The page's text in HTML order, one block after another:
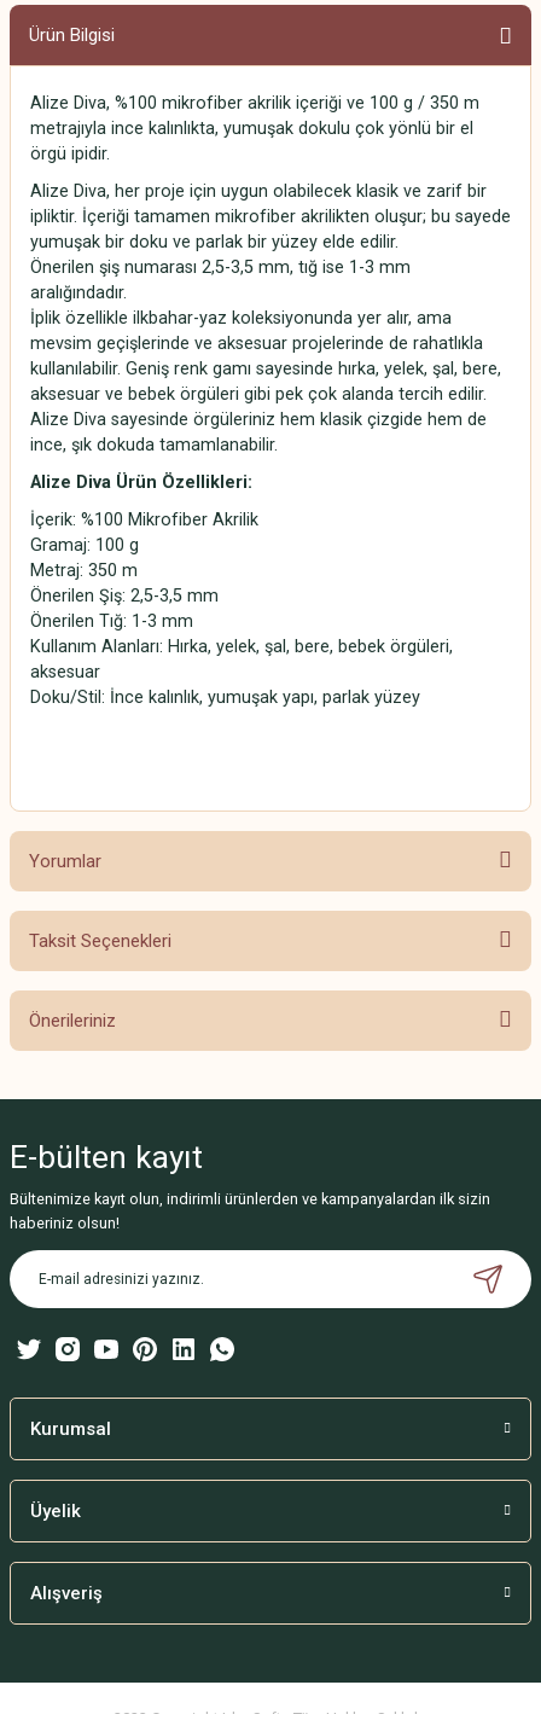
Ürün Bilgisi
Alize Diva, %100 mikrofiber akrilik içeriği ve 100 g / 350 m
metrajıyla ince kalınlıkta, yumuşak dokulu çok yönlü bir el
örgü ipidir.
Alize Diva, her proje için uygun olabilecek klasik ve zarif bir
ipliktir. İçeriği tamamen mikrofiber akrilikten oluşur; bu sayede
yumuşak bir doku ve parlak bir yüzey elde edilir.
Önerilen şiş numarası 2,5-3,5 mm, tığ ise 1-3 mm
aralığındadır.
İplik özellikle ilkbahar-yaz koleksiyonunda yer alır, ama
mevsim geçişlerinde ve aksesuar projelerinde de rahatlıkla
kullanılabilir. Geniş renk gamı sayesinde hırka, yelek, şal, bere,
aksesuar ve bebek örgüleri gibi pek çok alanda tercih edilir.
Alize Diva sayesinde örgüleriniz hem klasik çizgide hem de
ince, şık dokuda tamamlanabilir.
Alize Diva Ürün Özellikleri:
İçerik: %100 Mikrofiber Akrilik
Gramaj: 100 g
Metraj: 350 m
Önerilen Şiş: 2,5-3,5 mm
Önerilen Tığ: 1-3 mm
Kullanım Alanları: Hırka, yelek, şal, bere, bebek örgüleri,
aksesuar
Doku/Stil: İnce kalınlık, yumuşak yapı, parlak yüzey
Yorumlar
Taksit Seçenekleri
Önerileriniz
Görüş ve önerileriniz için teşekkür ederiz.
Ürün resmi kalitesiz, bozuk veya görüntülenemiyor.
Ürün açıklamasında eksik bilgiler bulunuyor.
Ürün bilgilerinde hatalar bulunuyor.
Bu ürüne benzer farklı alternatifler olmalı.
E-bülten kayıt
Bültenimize kayıt olun, indirimli ürünlerden ve kampanyalardan ilk sizin
haberiniz olsun!
Kurumsal
Üyelik
Alışveriş